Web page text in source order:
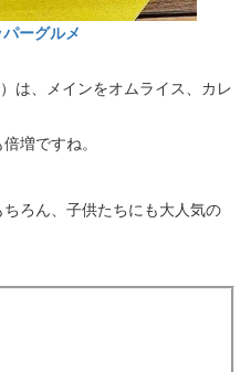
ーグルメ
は、メインをオムライス、カレ
増ですね。
ちろん、子供たちにも大人気の